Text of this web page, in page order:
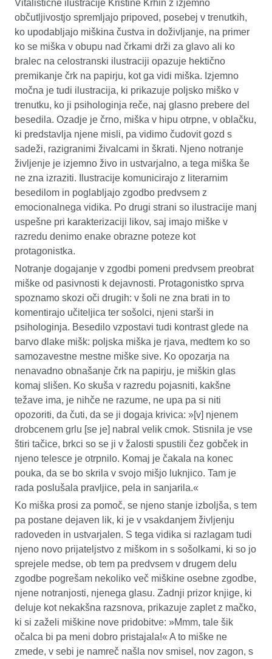
Vitalistične ilustracije Kristine Krhin z izjemno
občutljivostjo spremljajo pripoved, posebej v trenutkih,
ko upodabljajo miškina čustva in doživljanje, na primer
ko se miška v obupu nad črkami drži za glavo ali ko
bralec na celostranski ilustraciji opazuje hektično
premikanje črk na papirju, kot ga vidi miška. Izjemno
močna je tudi ilustracija, ki prikazuje poljsko miško v
trenutku, ko ji psihologinja reče, naj glasno prebere del
besedila. Ozadje je črno, miška v hipu otrpne, v oblačku,
ki predstavlja njene misli, pa vidimo čudovit gozd s
sadeži, razigranimi živalcami in škrati. Njeno notranje
življenje je izjemno živo in ustvarjalno, a tega miška še
ne zna izraziti. Ilustracije komunicirajo z literarnim
besedilom in poglabljajo zgodbo predvsem z
emocionalnega vidika. Po drugi strani so ilustracije manj
uspešne pri karakterizaciji likov, saj imajo miške v
razredu denimo enake obrazne poteze kot
protagonistka.
Notranje dogajanje v zgodbi pomeni predvsem preobrat
miške od pasivnosti k dejavnosti. Protagonistko sprva
spoznamo skozi oči drugih: v šoli ne zna brati in to
komentirajo učiteljica ter sošolci, njeni starši in
psihologinja. Besedilo vzpostavi tudi kontrast glede na
barvo dlake mišk: poljska miška je rjava, medtem ko so
samozavestne mestne miške sive. Ko opozarja na
nenavadno obnašanje črk na papirju, je miškin glas
komaj slišen. Ko skuša v razredu pojasniti, kakšne
težave ima, je nihče ne razume, ne upa pa si niti
opozoriti, da čuti, da se ji dogaja krivica: »[v] njenem
drobcenem grlu [se je] nabral velik cmok. Stisnila je vse
štiri tačice, brkci so se ji v žalosti spustili čez gobček in
njeno telesce je otrpnilo. Komaj je čakala na konec
pouka, da se bo skrila v svojo mišjo luknjico. Tam je
rada poslušala pravljice, pela in sanjarila.«
Ko miška prosi za pomoč, se njeno stanje izboljša, s tem
pa postane dejaven lik, ki je v vsakdanjem življenju
radoveden in ustvarjalen. S tega vidika si razlagam tudi
njeno novo prijateljstvo z miškom in s sošolkami, ki so jo
sprejele medse, ob tem pa predvsem v drugem delu
zgodbe pogrešam nekoliko več miškine osebne zgodbe,
njene notranjosti, njenega glasu. Zadnji prizor knjige, ki
deluje kot nekakšna razsnova, prikazuje zaplet z mačko,
ki si zaželi miškine nove pridobitve: »Mmm, tale šik
očalca bi pa meni dobro pristajala!« A to miške ne
zmede, v sebi je namreč našla nov smisel, nov zagon, s